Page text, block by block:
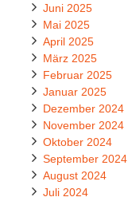
Juni 2025
Mai 2025
April 2025
März 2025
Februar 2025
Januar 2025
Dezember 2024
November 2024
Oktober 2024
September 2024
August 2024
Juli 2024